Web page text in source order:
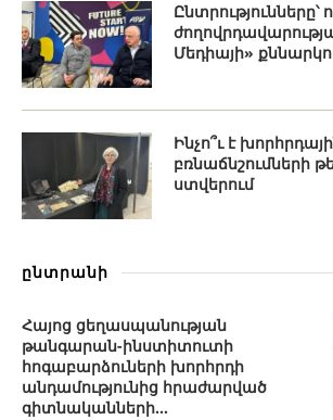
Ընտրությունները՝
Մեդիայի»
Ինչո՞ւ է
բռնաճնշումների
ստվերում
ընտրանի
Հայոց ցեղասպանության
թանգարան-ինստիտուտի
հոգաբարձուների խորհրդի
անդամությունից հրաժարված
գիտնականների...